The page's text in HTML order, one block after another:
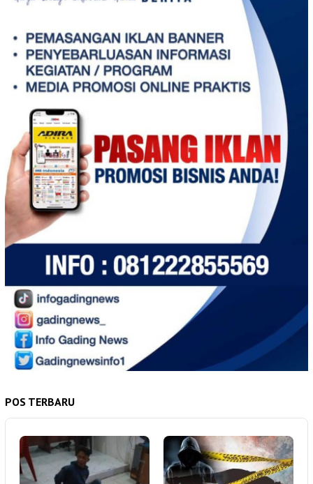
POS TERBARU